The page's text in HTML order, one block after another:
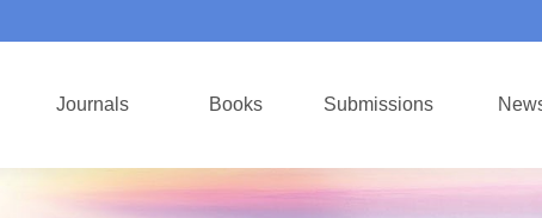
Journals Books Submissions